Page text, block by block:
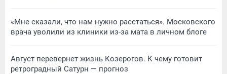
«Мне сказали, что нам нужно расстаться». Московского
врача уволили из клиники из-за мата в личном блоге
Август перевернет жизнь Козерогов. К чему готовит
ретроградный Сатурн — прогноз